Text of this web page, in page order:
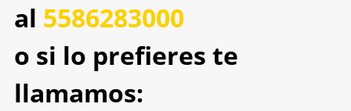
al 5586283000
o si lo prefieres te
llamamos: